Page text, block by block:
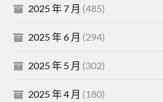
2025 年 7 月 (485)
2025 年 6 月 (294)
2025 年 5 月 (302)
2025 年 4 月 (180)